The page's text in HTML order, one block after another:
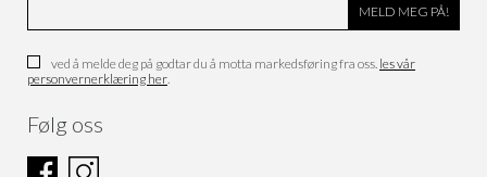
ved å melde deg på godtar du å motta markedsføring fra oss. les vår
personvernerklæring her.
Følg oss